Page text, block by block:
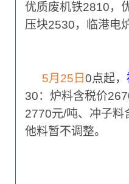
优质废机铁2810，
压块2530，临港电
5月25日0点起，
30：炉料含税价
2770元/吨、冲子料
他料暂不调整。